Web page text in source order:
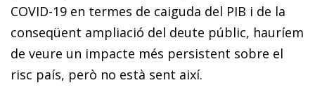
COVID-19 en termes de caiguda del PIB i de la
conseqüent ampliació del deute públic, hauríem
de veure un impacte més persistent sobre el
risc país, però no està sent així.